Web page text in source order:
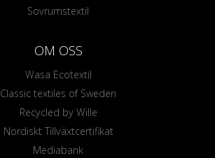
Sovrumstextil
OM OSS
Wasa Ecotextil
Classic textiles of Sweden
Recycled by Wille
Nordiskt Tillväxtcertifikat
Mediabank